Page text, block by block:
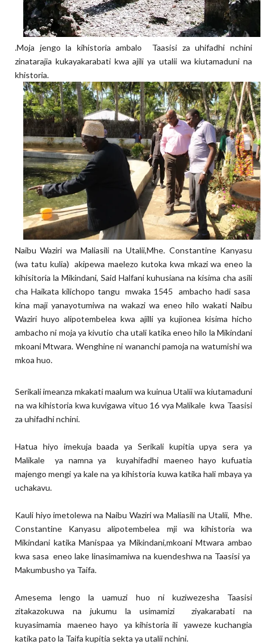
.Moja jengo la kihistoria ambalo Taasisi za uhifadhi nchini
zinatarajia kukayakarabati kwa ajili ya utalii wa kiutamaduni na
khistoria.
Naibu Waziri wa Maliasili na Utalii,Mhe. Constantine Kanyasu
(wa tatu kulia) akipewa maelezo kutoka kwa mkazi wa eneo la
kihisitoria la Mikindani, Said Halfani kuhusiana na kisima cha asili
cha Haikata kilichopo tangu mwaka 1545 ambacho hadi sasa
kina maji yanayotumiwa na wakazi wa eneo hilo wakati Naibu
Waziri huyo alipotembelea kwa ajilli ya kujionea kisima hicho
ambacho ni moja ya kivutio cha utali katika eneo hilo la Mikindani
mkoani Mtwara. Wenghine ni wananchi pamoja na watumishi wa
mkoa huo.
Serikali imeanza mkakati maalum wa kuinua Utalii wa kiutamaduni
na wa kihistoria kwa kuvigawa vituo 16 vya Malikale kwa Taasisi
za uhifadhi nchini.
Hatua hiyo imekuja baada ya Serikali kupitia upya sera ya
Malikale ya namna ya kuyahifadhi maeneo hayo kufuatia
majengo mengi ya kale na ya kihistoria kuwa katika hali mbaya ya
uchakavu.
Kauli hiyo imetolewa na Naibu Waziri wa Maliasili na Utalii, Mhe.
Constantine Kanyasu alipotembelea mji wa kihistoria wa
Mikindani katika Manispaa ya Mikindani,mkoani Mtwara ambao
kwa sasa eneo lake linasimamiwa na kuendeshwa na Taasisi ya
Makumbusho ya Taifa.
Amesema lengo la uamuzi huo ni kuziwezesha Taasisi
zitakazokuwa na jukumu la usimamizi ziyakarabati na
kuyasimamia maeneo hayo ya kihistoria ili yaweze kuchangia
katika pato la Taifa kupitia sekta ya utalii nchini.